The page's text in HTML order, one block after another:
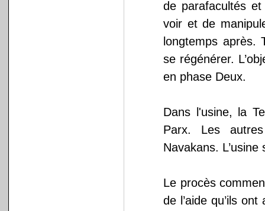
de parafacultés
voir et de
longtemps après.
se régénérer.
en phase Deux.
Dans l'usine, la
Parx. Les
Navakans.
Le procès
de l’aide qu’ils